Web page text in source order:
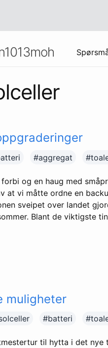
#aggregat
og en haug med
at vi måtte ordne en
sveipet over landet
Blant de viktigste
muligheter
#batteri
til hytta i det nye